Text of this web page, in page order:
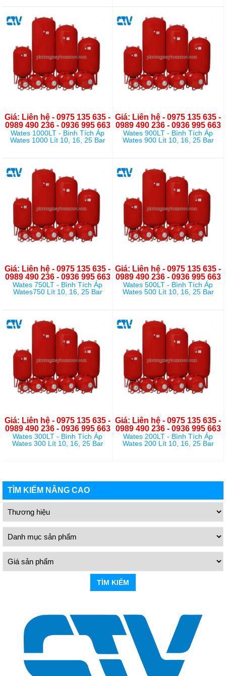
Giá: Liên hệ - 0975 135 635 -
0989 490 236 - 0936 995 663
Wates 1000LT - Bình Tích Áp
Wates 1000 Lít 10, 16, 25 Bar
Giá: Liên hệ - 0975 135 635 -
0989 490 236 - 0936 995 663
Wates 900LT - Bình Tích Áp
Wates 900 Lít 10, 16, 25 Bar
Giá: Liên hệ - 0975 135 635 -
0989 490 236 - 0936 995 663
Wates 750LT - Bình Tích Áp
Wates750 Lít 10, 16, 25 Bar
Giá: Liên hệ - 0975 135 635 -
0989 490 236 - 0936 995 663
Wates 500LT - Bình Tích Áp
Wates 500 Lít 10, 16, 25 Bar
Giá: Liên hệ - 0975 135 635 -
0989 490 236 - 0936 995 663
Wates 300LT - Bình Tích Áp
Wates 300 Lít 10, 16, 25 Bar
Giá: Liên hệ - 0975 135 635 -
0989 490 236 - 0936 995 663
Wates 200LT - Bình Tích Áp
Wates 200 Lít 10, 16, 25 Bar
TÌM KIẾM NÂNG CAO
TÌM KIẾM